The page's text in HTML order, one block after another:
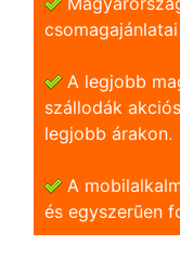
A legjobb
szállodák
legjobb árakon.
A
és egyszerũen